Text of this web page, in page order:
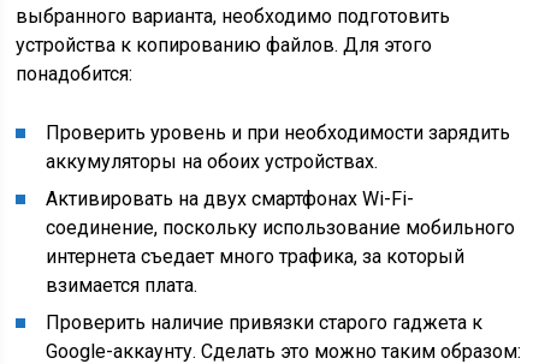
выбранного варианта, необходимо подготовить
устройства к копированию файлов. Для этого
понадобится:
Проверить уровень и при необходимости зарядить
аккумуляторы на обоих устройствах.
Активировать на двух смартфонах Wi-Fi-
соединение, поскольку использование мобильного
интернета съедает много трафика, за который
взимается плата.
Проверить наличие привязки старого гаджета к
Google-аккаунту. Сделать это можно таким образом: